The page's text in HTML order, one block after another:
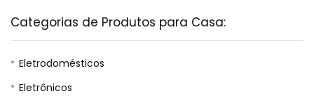
Categorias de Produtos para Casa:
Eletrodomésticos
Eletrônicos